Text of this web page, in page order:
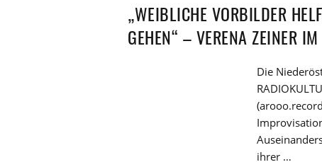
„WEIBLICHE VORBILDER
GEHEN“ – VERENA ZEINER
Die
ihrer …